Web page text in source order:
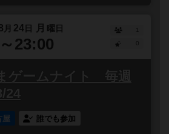
月 24 日 月 曜日
23:00
1
ゲームナイト 毎週
24
屋 誰でも参加